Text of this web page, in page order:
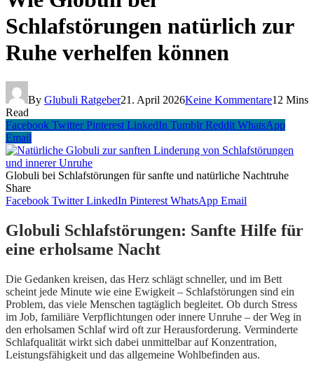
Schlafstörungen natürlich zur
Ruhe verhelfen können
By Glubuli Ratgeber21. April 2026Keine Kommentare12 Mins
Read
Facebook Twitter Pinterest LinkedIn Tumblr Reddit WhatsApp
Email
Globuli bei Schlafstörungen für sanfte und natürliche Nachtruhe
Share
Facebook Twitter LinkedIn Pinterest WhatsApp Email
Globuli Schlafstörungen: Sanfte Hilfe für
eine erholsame Nacht
Die Gedanken kreisen, das Herz schlägt schneller, und im Bett
scheint jede Minute wie eine Ewigkeit – Schlafstörungen sind ein
Problem, das viele Menschen tagtäglich begleitet. Ob durch Stress
im Job, familiäre Verpflichtungen oder innere Unruhe – der Weg in
den erholsamen Schlaf wird oft zur Herausforderung. Verminderte
Schlafqualität wirkt sich dabei unmittelbar auf Konzentration,
Leistungsfähigkeit und das allgemeine Wohlbefinden aus.